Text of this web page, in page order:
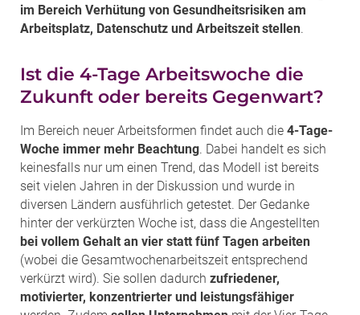
im Bereich Verhütung von Gesundheitsrisiken am
Arbeitsplatz, Datenschutz und Arbeitszeit stellen.
Ist die 4-Tage Arbeitswoche die
Zukunft oder bereits Gegenwart?
Im Bereich neuer Arbeitsformen findet auch die 4-Tage-
Woche immer mehr Beachtung. Dabei handelt es sich
keinesfalls nur um einen Trend, das Modell ist bereits
seit vielen Jahren in der Diskussion und wurde in
diversen Ländern ausführlich getestet. Der Gedanke
hinter der verkürzten Woche ist, dass die Angestellten
bei vollem Gehalt an vier statt fünf Tagen arbeiten
(wobei die Gesamtwochenarbeitszeit entsprechend
verkürzt wird). Sie sollen dadurch zufriedener,
motivierter, konzentrierter und leistungsfähiger